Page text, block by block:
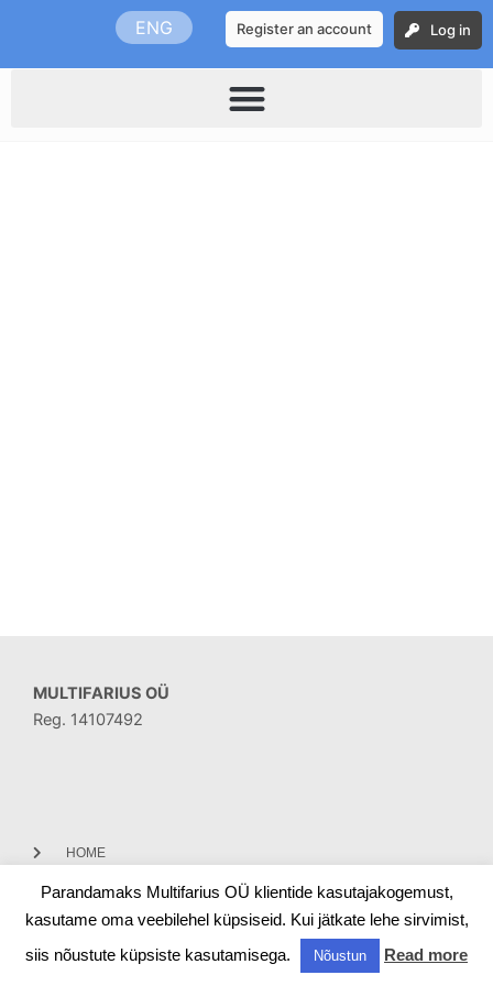
content
ENG Register an account Log in
MULTIFARIUS OÜ
Reg. 14107492
HOME
CONTACT
Parandamaks Multifarius OÜ klientide kasutajakogemust,
kasutame oma veebilehel küpsiseid. Kui jätkate lehe sirvimist,
siis nõustute küpsiste kasutamisega.
Nõustun Read more